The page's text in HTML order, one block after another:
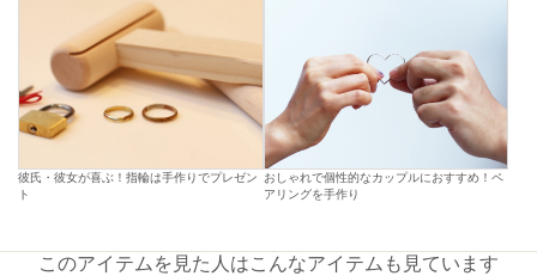
彼氏・彼女が喜ぶ！指輪は手作りでプレゼン
ト
おしゃれで個性的なカップルにおすすめ！ペ
アリングを手作り
このアイテムを見た人はこんなアイテムも見ています